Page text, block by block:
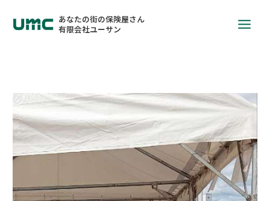
あなたの街の保険屋さん
有限会社ユーサン